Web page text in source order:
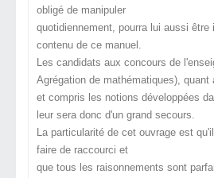
obligé de manipuler
quotidiennement, pourra lui aussi être
contenu de ce manuel.
Les candidats aux concours de
Agrégation de mathématiques),
et compris les notions développées
leur sera donc d'un grand secours.
La particularité de cet ouvrage est
faire de raccourci et
que tous les raisonnements sont